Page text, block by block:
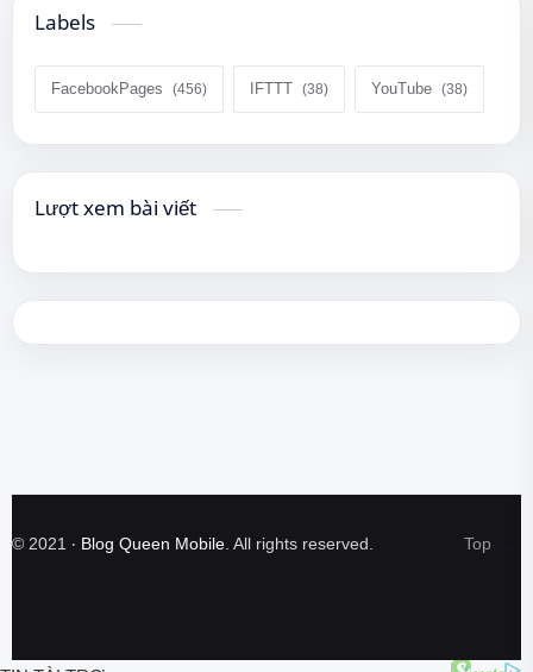
Labels
FacebookPages IFTTT YouTube
Lượt xem bài viết
© 2021 ‧ Blog Queen Mobile. All rights reserved.